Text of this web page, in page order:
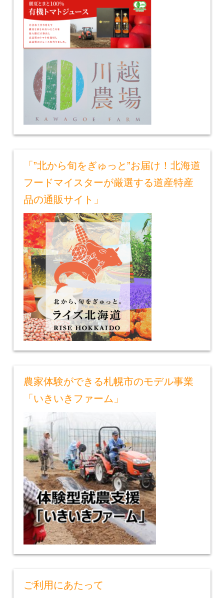
「”北から旬をぎゅっと”お届け！北海道
フードマイスターが厳選する道産特産
品の通販サイト」
農家体験ができる札幌市のモデル事業
「いきいきファーム」
ご利用にあたって